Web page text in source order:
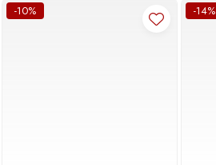
-10% -14%